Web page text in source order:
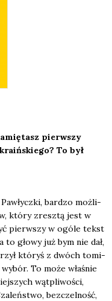
pierw­szy
To był
bar­dzo moż­li­
któ­ry zresz­tą jest w
pierw­szy w ogó­le tekst
gło­wy już bym nie dał,
któ­ryś z dwóch tomi­
To może wła­śnie
wąt­pli­wo­ści,
bez­czel­ność,